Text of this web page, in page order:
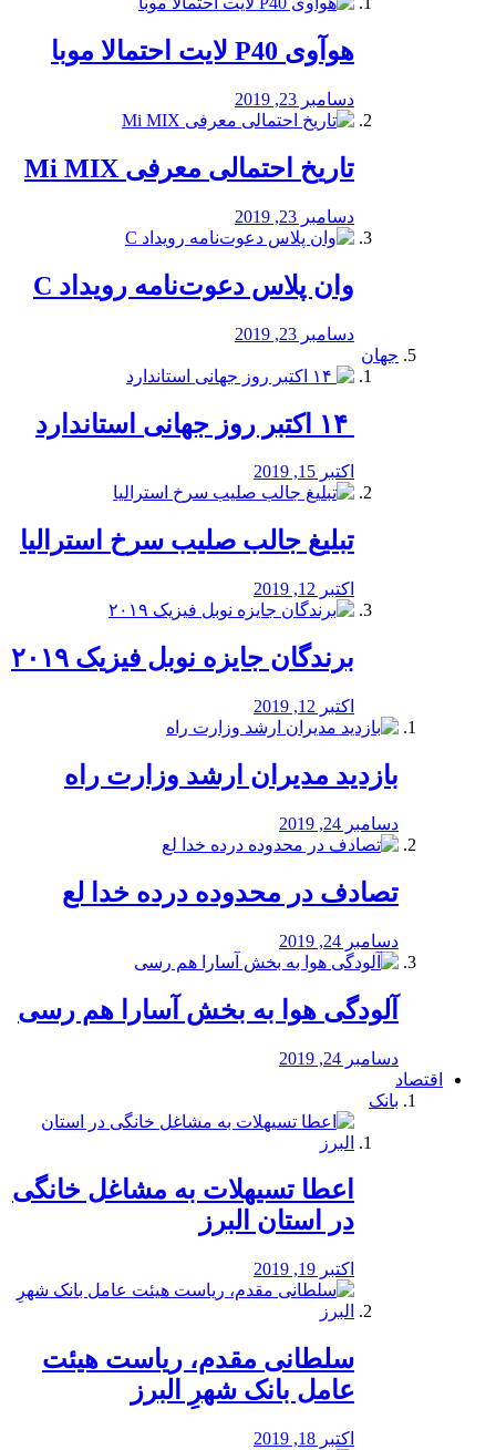
هوآوی P40 لایت احتمالا موبا
دسامبر 23, 2019
تاریخ احتمالی معرفی Mi MIX
دسامبر 23, 2019
وان پلاس دعوت‌نامه رویداد C
دسامبر 23, 2019
جهان
اکتبر 15, 2019
تبلیغ جالب صلیب سرخ استرالیا
اکتبر 12, 2019
برندگان جایزه نوبل فیزیک ۲۰۱۹
اکتبر 12, 2019
بازدید مدیران ارشد وزارت راه
دسامبر 24, 2019
تصادف در محدوده درده خدا لع
دسامبر 24, 2019
آلودگی هوا به بخش آسارا هم رسی
دسامبر 24, 2019
اقتصاد
بانک
️اعطا تسیهلات به مشاغل خانگی
در استان البرز
اکتبر 19, 2019
سلطانی مقدم، ریاست هیئت
عامل بانک شهرِ البرز
اکتبر 18, 2019